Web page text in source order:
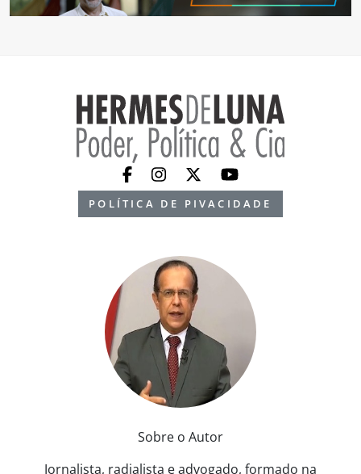
POLÍTICA DE PIVACIDADE
Sobre o Autor
Jornalista, radialista e advogado, formado na